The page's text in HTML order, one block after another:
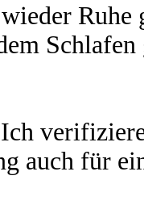
Schlafen
auch für